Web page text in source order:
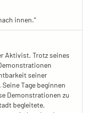
innen.“
Aktivist. Trotz seines
seiner
Tage beginnen
Demonstrationen zu
begleitete,